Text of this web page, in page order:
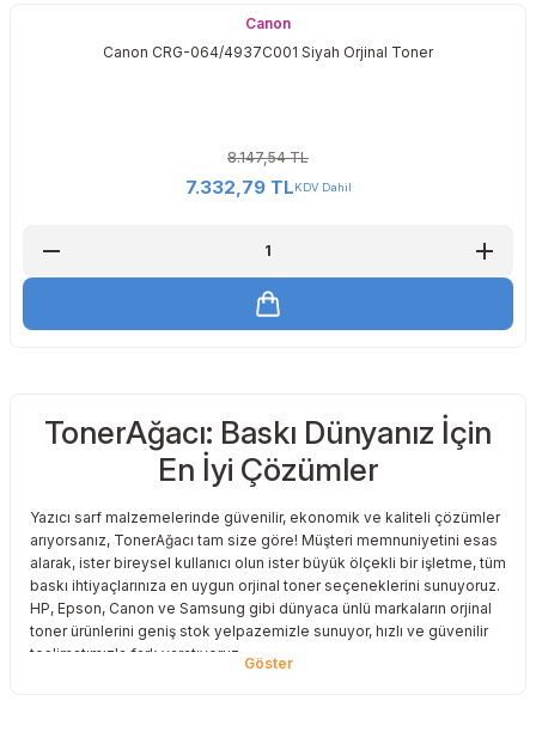
Canon
Canon CRG-064/4937C001 Siyah Orjinal Toner
8.147,54 TL
7.332,79 TLKDV Dahil
TonerAğacı: Baskı Dünyanız İçin
En İyi Çözümler
Yazıcı sarf malzemelerinde güvenilir, ekonomik ve kaliteli çözümler
arıyorsanız, TonerAğacı tam size göre! Müşteri memnuniyetini esas
alarak, ister bireysel kullanıcı olun ister büyük ölçekli bir işletme, tüm
baskı ihtiyaçlarınıza en uygun orjinal toner seçeneklerini sunuyoruz.
HP, Epson, Canon ve Samsung gibi dünyaca ünlü markaların orjinal
toner ürünlerini geniş stok yelpazemizle sunuyor, hızlı ve güvenilir
teslimatımızla fark yaratıyoruz.